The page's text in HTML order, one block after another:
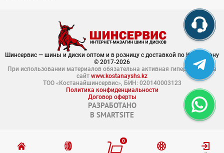
0
Шинсервис — шины и диски оптом и в розницу с доставкой по Казахстану
© 2017-2026
При использовании материалов обязательна активная гиперссылка на
сайт www.kostanayshs.kz
ТОО «Костанайшинсервис», БИН: 020140003123
Политика конфиденциальности
Договор оферты
РАЗРАБОТАНО
В SMARTSITE